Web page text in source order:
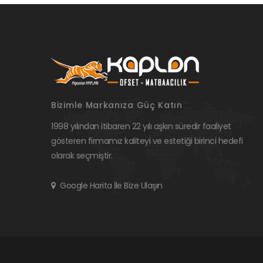
Bizimle Markanıza Güç Katın
1998 yılından itibaren 22 yılı aşkın süredir faaliyet
gösteren firmamız kaliteyi ve estetiği birinci hedefi
olarak seçmiştir.
Google Harita İle Bize Ulaşın